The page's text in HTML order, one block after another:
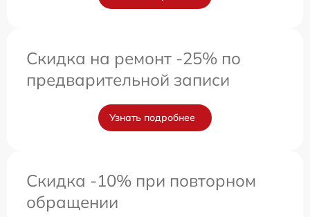
Скидка на ремонт -25% по
предварительной записи
Узнать подробнее
Скидка -10% при повторном
обращении